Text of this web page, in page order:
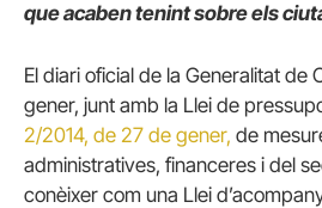
que acaben tenint sobre els
El diari oficial de la Generalitat de
gener, junt amb la Llei de
2/2014, de 27 de gener, de
administratives, financeres i del
conèixer com una Llei